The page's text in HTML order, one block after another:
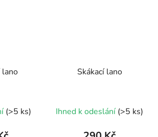
lano
(>5 ks)
Skákací lano
Ihned k odeslání (>5 ks)